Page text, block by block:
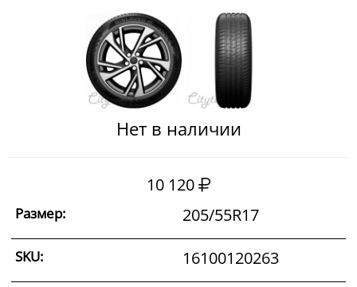
Нет в наличии
10 120
Размер: 205/55R17
SKU: 16100120263